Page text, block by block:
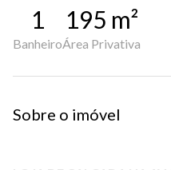
1
Banheiro
195 m²
Área Privativa
Sobre o imóvel